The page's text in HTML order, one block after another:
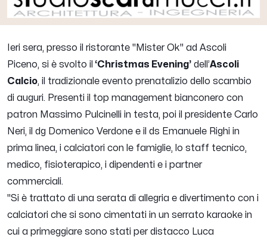
Ieri sera, presso il ristorante "Mister Ok" ad Ascoli
Piceno, si è svolto il ‘Christmas Evening’ dell’Ascoli
Calcio, il tradizionale evento prenatalizio dello scambio
di auguri. Presenti il top management bianconero con
patron Massimo Pulcinelli in testa, poi il presidente Carlo
Neri, il dg Domenico Verdone e il ds Emanuele Righi in
prima linea, i calciatori con le famiglie, lo staff tecnico,
medico, fisioterapico, i dipendenti e i partner
commerciali.
"Si è trattato di una serata di allegria e divertimento con i
calciatori che si sono cimentati in un serrato karaoke in
cui a primeggiare sono stati per distacco Luca